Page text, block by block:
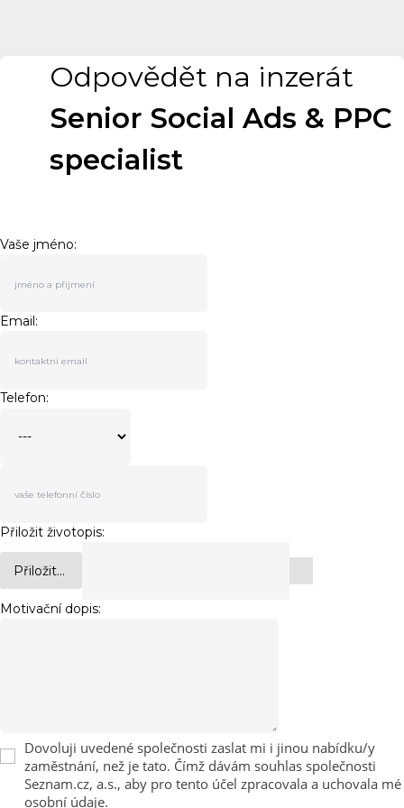
Odpovědět na inzerát
Senior Social Ads & PPC
specialist
Vaše jméno:
Email:
Telefon:
Přiložit životopis:
Přiložit...
Motivační dopis:
Dovoluji uvedené společnosti zaslat mi i jinou nabídku/y
zaměstnání, než je tato. Čímž dávám souhlas společnosti
Seznam.cz, a.s., aby pro tento účel zpracovala a uchovala mé
osobní údaje.